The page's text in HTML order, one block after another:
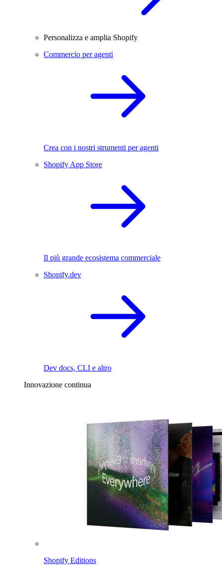
Personalizza e amplia Shopify
Commercio per agenti
Crea con i nostri strumenti per agenti
Shopify App Store
Il più grande ecosistema commerciale
Shopify.dev
Dev docs, CLI e altro
Innovazione continua
Shopify Editions